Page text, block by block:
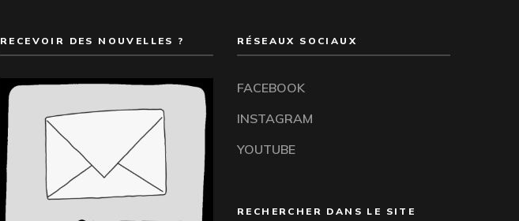
RECEVOIR DES NOUVELLES ? RÉSEAUX SOCIAUX
FACEBOOK
INSTAGRAM
YOUTUBE
RECHERCHER DANS LE SITE